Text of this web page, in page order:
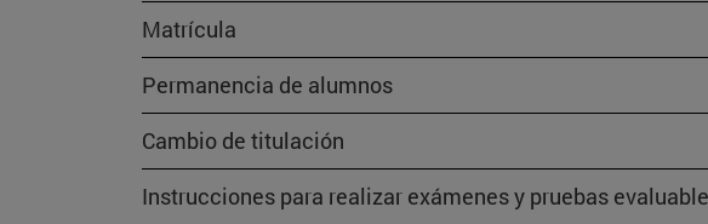
Matrícula
Permanencia de alumnos
Cambio de titulación
Instrucciones para realizar exámenes y pruebas